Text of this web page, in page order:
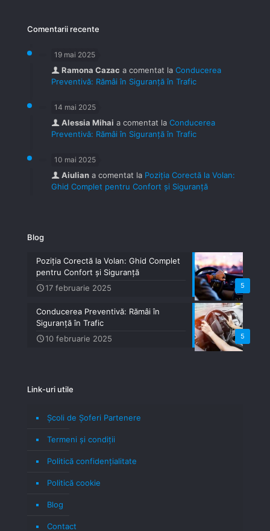
Comentarii recente
19 mai 2025
Ramona Cazac a comentat la Conducerea
Preventivă: Rămâi în Siguranță în Trafic
14 mai 2025
Alessia Mihai a comentat la Conducerea
Preventivă: Rămâi în Siguranță în Trafic
10 mai 2025
Aiulian a comentat la Poziția Corectă la Volan:
Ghid Complet pentru Confort și Siguranță
Blog
5
Poziția Corectă la Volan: Ghid Complet
pentru Confort și Siguranță
17 februarie 2025
5
Conducerea Preventivă: Rămâi în
Siguranță în Trafic
10 februarie 2025
Link-uri utile
Școli de Șoferi Partenere
Termeni şi condiţii
Politică confidenţialitate
Politică cookie
Blog
Contact